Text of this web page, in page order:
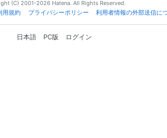
(C) 2001-2026 Hatena. All Rights Reserved.
用規約 プライバシーポリシー 利用者情報の外部送信に
日本語 PC版 ログイン